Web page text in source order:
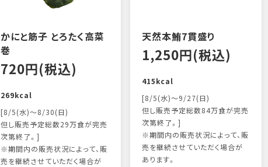
かにと筋子 とろたく高菜
巻
720円(税込)
269kcal
[8/5(水)～8/30(日)
但し販売予定総数29万食が完売
次第終了。]
※期間内の販売状況によって、販
売を継続させていただく場合が
天然本鮪7貫盛り
1,250円(税込)
415kcal
[8/5(水)～9/27(日)
但し販売予定総数84万食が完売
次第終了。]
※期間内の販売状況によって、販
売を継続させていただく場合が
あります。